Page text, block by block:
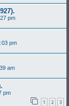
pm
pm
am
pm
1 2 3